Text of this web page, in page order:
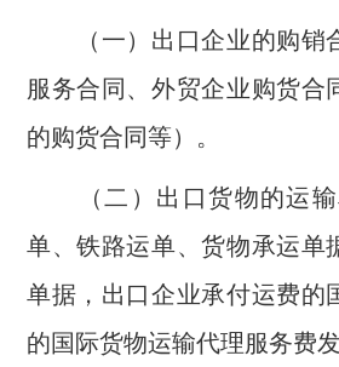
（一）出口企业的购销
服务合同、外贸企业购货合
的购货合同等）。
（二）出口货物的运输
单、铁路运单、货物承运单
单据，出口企业承付运费的
的国际货物运输代理服务费发